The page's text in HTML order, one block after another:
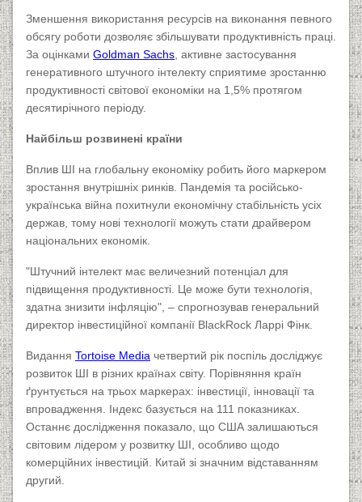
Зменшення використання ресурсів на виконання певного
обсягу роботи дозволяє збільшувати продуктивність праці.
За оцінками Goldman Sachs , активне застосування
генеративного штучного інтелекту сприятиме зростанню
продуктивності світової економіки на 1,5% протягом
десятирічного періоду.
Найбільш розвинені країни
Вплив ШІ на глобальну економіку робить його маркером
зростання внутрішніх ринків. Пандемія та російсько-
українська війна похитнули економічну стабільність усіх
держав, тому нові технології можуть стати драйвером
національних економік.
"Штучний інтелект має величезний потенціал для
підвищення продуктивності. Це може бути технологія,
здатна знизити інфляцію", – спрогнозував генеральний
директор інвестиційної компанії BlackRock Ларрі Фінк.
Видання Tortoise Media четвертий рік поспіль досліджує
розвиток ШІ в різних країнах світу. Порівняння країн
ґрунтується на трьох маркерах: інвестиції, інновації та
впровадження. Індекс базується на 111 показниках.
Останнє дослідження показало, що США залишаються
світовим лідером у розвитку ШІ, особливо щодо
комерційних інвестицій. Китай зі значним відставанням
другий.